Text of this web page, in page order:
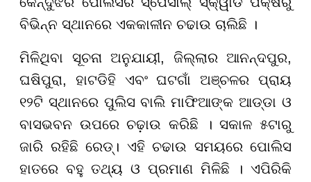
ବିଭିନ୍ନ ସ୍ଥାନରେ ଏକକାଳୀନ ଚଢାଉ ଚାଲିଛି ।
ମିଳିଥିବା ସୂଚନା ଅନୁଯାୟୀ, ଜିଲ୍ଲାର ଆନନ୍ଦପୁର,
ଘଷିପୁରା, ହାଟଡିହି ଏବଂ ଘଟଗାଁ ଅଞ୍ଚଳର ପ୍ରାୟ
୧୨ଟି ସ୍ଥାନରେ ପୁଲିସ ବାଲି ମାଫିଆଙ୍କ ଆଡ୍ଡା ଓ
ବାସଭବନ ଉପରେ ଚଢ଼ାଉ କରିଛି । ସକାଳ ୫ଟାରୁ
ଜାରି ରହିଛି ରେଡ୍। ଏହି ଚଢାଉ ସମୟରେ ପୋଲିସ
ହାତରେ ବହୁ ତଥ୍ୟ ଓ ପ୍ରମାଣ ମିଳିଛି । ଏପିରିକି